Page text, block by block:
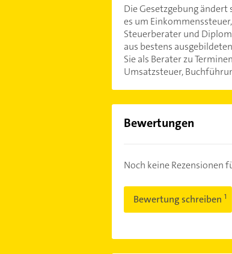
Die Gesetzgebung
es um
Steuerberater und
aus bestens
Sie als Berater zu
Umsatzsteuer,
Bewertungen
Noch keine Rezensionen
Bewertung schreiben